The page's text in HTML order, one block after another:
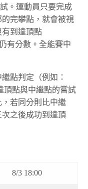
。運動員只要完成
完攀點，就會被視
到達頂點
有分數。全能賽中
點判定（例如：
頂點與中繼點的嘗試
若同分則比中繼
之後成功到達頂
8/3 18:00